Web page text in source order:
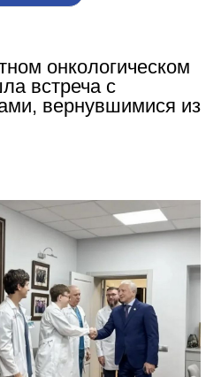
онкологическом
встреча с
вернувшимися из